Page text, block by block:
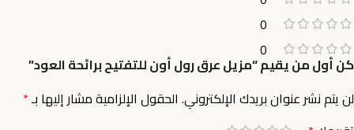
0
0
كن أول من يقيم “مزيل عرق رول أون للتفتيح برائحة العود”
لن يتم نشر عنوان بريدك الإلكتروني. الحقول الإلزامية مشار إليها بـ*